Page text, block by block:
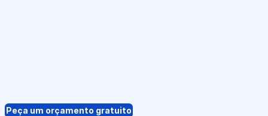
Peça um orçamento gratuito